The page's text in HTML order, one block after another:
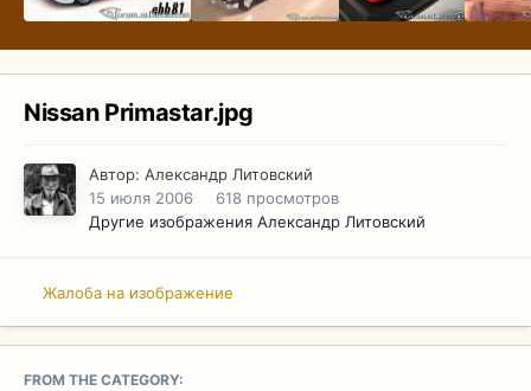
Nissan Primastar.jpg
Автор: Александр Литовский
15 июля 2006
618 просмотров
Другие изображения Александр Литовский
Жалоба на изображение
FROM THE CATEGORY: